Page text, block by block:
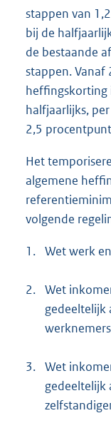
stappen van
bij de
de bestaande
stappen.
halfjaarlijks,
2,5
Het
algemene
volgende
1. Wet werk
2. Wet
gedeeltelijk
3. Wet
gedeeltelijk